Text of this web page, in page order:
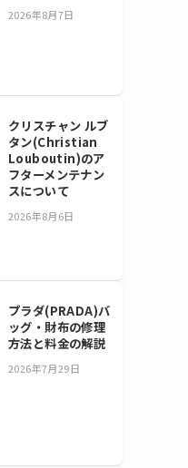
2026年8月7日
クリスチャン ルブ
タン(Christian
Louboutin)のア
フターメンテナン
スについて
2026年8月6日
プラダ(PRADA)バ
ッグ・財布の修理
方法と料金の解説
2026年7月29日